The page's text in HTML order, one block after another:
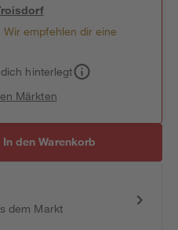
empfehlen dir eine
hinterlegt
Märkten
In den Warenkorb
dem Markt